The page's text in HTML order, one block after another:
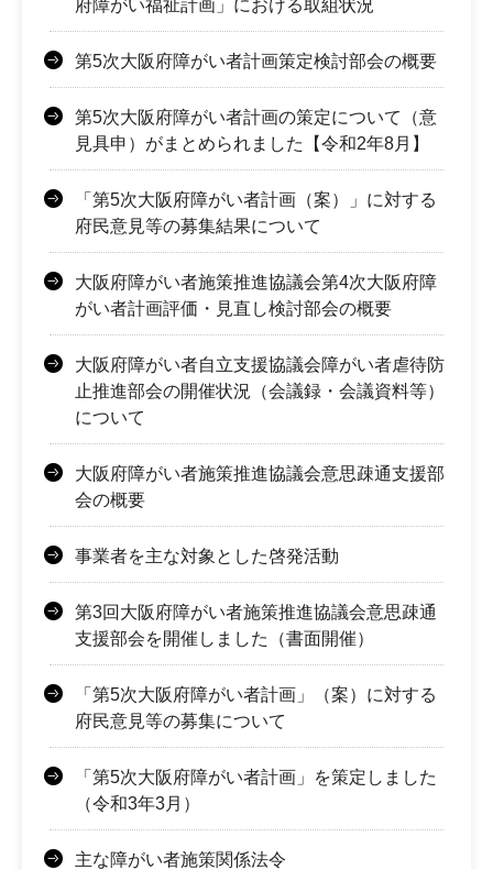
府障がい福祉計画」における取組状況
第5次大阪府障がい者計画策定検討部会の概要
第5次大阪府障がい者計画の策定について（意
見具申）がまとめられました【令和2年8月】
「第5次大阪府障がい者計画（案）」に対する
府民意見等の募集結果について
大阪府障がい者施策推進協議会第4次大阪府障
がい者計画評価・見直し検討部会の概要
大阪府障がい者自立支援協議会障がい者虐待防
止推進部会の開催状況（会議録・会議資料等）
について
大阪府障がい者施策推進協議会意思疎通支援部
会の概要
事業者を主な対象とした啓発活動
第3回大阪府障がい者施策推進協議会意思疎通
支援部会を開催しました（書面開催）
「第5次大阪府障がい者計画」（案）に対する
府民意見等の募集について
「第5次大阪府障がい者計画」を策定しました
（令和3年3月）
主な障がい者施策関係法令